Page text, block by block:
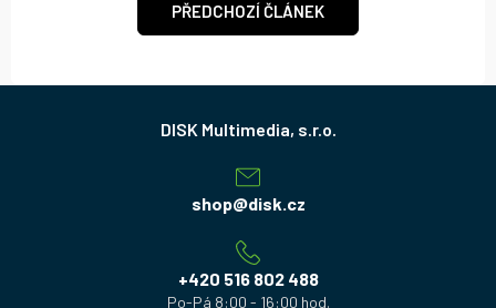
PŘEDCHOZÍ ČLÁNEK
shop@disk.cz
+420 516 802 488